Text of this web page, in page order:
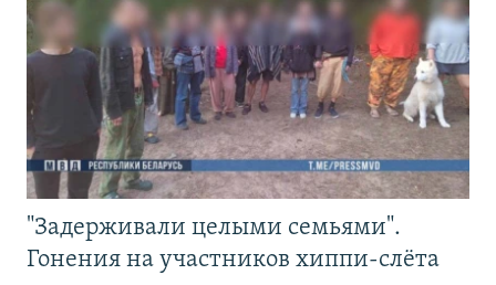
"Задерживали целыми семьями".
Гонения на участников хиппи-слёта